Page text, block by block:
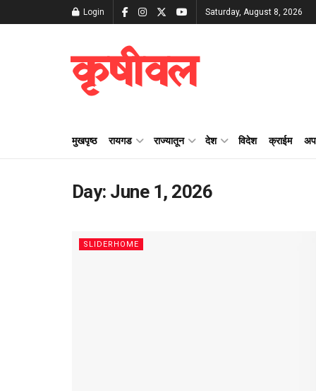
Login Saturday, August 8, 2026
कृषीवल
मुखपृष्ठ रायगड राज्यातून देश विदेश क्राईम
Day: June 1, 2026
SLIDERHOME